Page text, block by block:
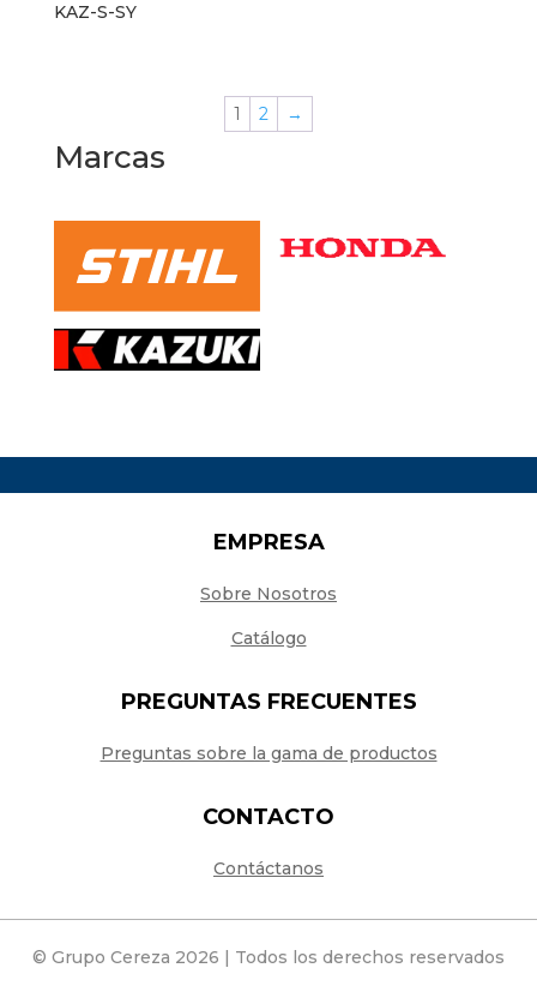
KAZ-S-SY
1 2 →
Marcas
EMPRESA
Sobre Nosotros
Catálogo
PREGUNTAS FRECUENTES
Preguntas sobre la gama de productos
CONTACTO
Contáctanos
© Grupo Cereza 2026 | Todos los derechos reservados